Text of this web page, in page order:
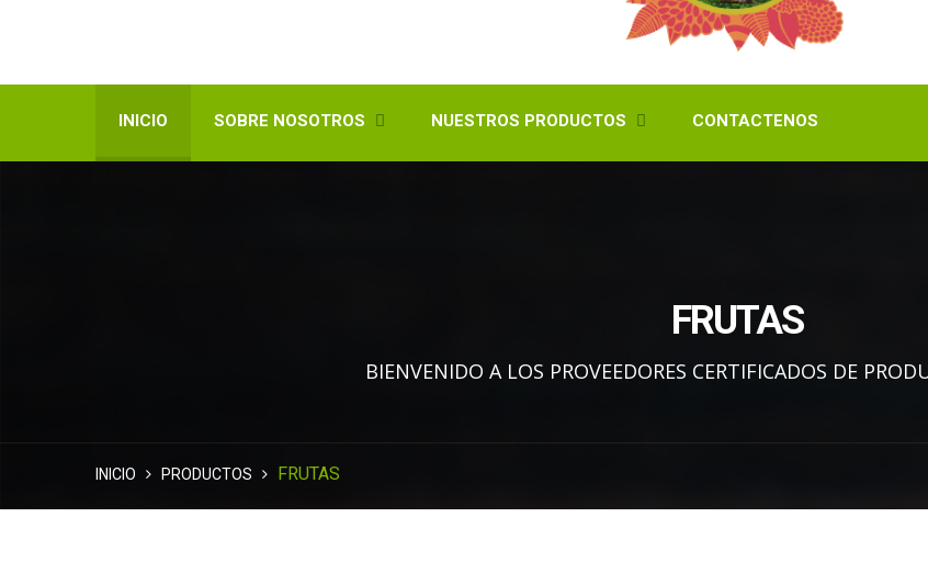
INICIO SOBRE NOSOTROS  NUESTROS PRODUCTOS  CONTACTENOS
FRUTAS
BIENVENIDO A LOS PROVEEDORES CERTIFICADOS DE
INICIO PRODUCTOS FRUTAS